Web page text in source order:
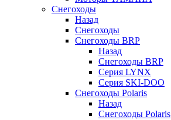
Снегоходы
Назад
Снегоходы
Снегоходы BRP
Назад
Снегоходы BRP
Серия LYNX
Серия SKI-DOO
Снегоходы Polaris
Назад
Снегоходы Polaris